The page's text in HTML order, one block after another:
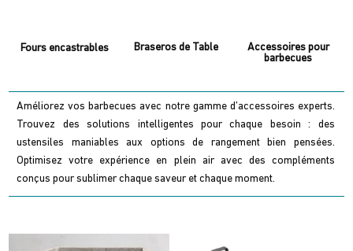
Fours encastrables Braseros de Table
Accessoires pour
barbecues
Améliorez vos barbecues avec notre gamme d’accessoires experts.
Trouvez des solutions intelligentes pour chaque besoin : des
ustensiles maniables aux options de rangement bien pensées.
Optimisez votre expérience en plein air avec des compléments
conçus pour sublimer chaque saveur et chaque moment.